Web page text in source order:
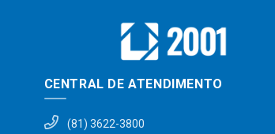
CENTRAL DE ATENDIMENTO
(81) 3622-3800